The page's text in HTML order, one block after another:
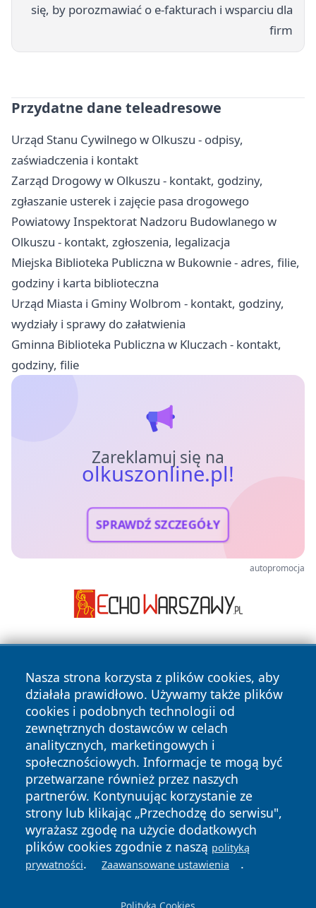
się, by porozmawiać o e‑fakturach i wsparciu dla
firm
Przydatne dane teleadresowe
Urząd Stanu Cywilnego w Olkuszu - odpisy,
zaświadczenia i kontakt
Zarząd Drogowy w Olkuszu - kontakt, godziny,
zgłaszanie usterek i zajęcie pasa drogowego
Powiatowy Inspektorat Nadzoru Budowlanego w
Olkuszu - kontakt, zgłoszenia, legalizacja
Miejska Biblioteka Publiczna w Bukownie - adres, filie,
godziny i karta biblioteczna
Urząd Miasta i Gminy Wolbrom - kontakt, godziny,
wydziały i sprawy do załatwienia
Gminna Biblioteka Publiczna w Kluczach - kontakt,
godziny, filie
Zareklamuj się na
olkuszonline.pl!
SPRAWDŹ SZCZEGÓŁY
autopromocja
Nasza strona korzysta z plików cookies, aby
działała prawidłowo. Używamy także plików
cookies i podobnych technologii od
zewnętrznych dostawców w celach
analitycznych, marketingowych i
społecznościowych. Informacje te mogą być
przetwarzane również przez naszych
partnerów. Kontynuując korzystanie ze
strony lub klikając „Przechodzę do serwisu",
wyrażasz zgodę na użycie dodatkowych
plików cookies zgodnie z naszą polityką
prywatności. Zaawansowane ustawienia .
Copyright © 2026 olkuszonline.pl Wszystkie prawa
zastrzeżone.
News Autorzy
Polityka
Prywatności
Polityka
Cookies